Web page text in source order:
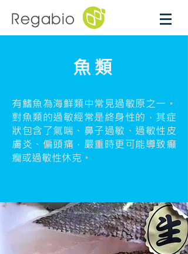
Regabio
魚類
有鰭魚為海鮮類中常見過敏原之一。
對魚類的過敏經常是終身性的，其症
狀包含了氣喘、鼻子過敏、過敏性皮
膚炎、偏頭痛，嚴重時更可能導致癲
癇或過敏性休克。